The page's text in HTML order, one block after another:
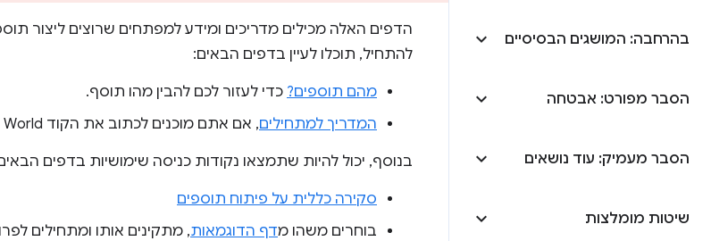
בהרחבה: המושגים הבסיסיים
הסבר מפורט: אבטחה
הסבר מעמיק: עוד נושאים
שיטות מומלצות
להתחיל, תוכלו לעיין בדפים הבאים:
מהם תוספים? כדי לעזור לכם להבין מהו תוסף.
המדריך למתחילים, אם אתם מוכנים לכתוב את הקוד Hello, World.
בנוסף, יכול להיות שתמצאו נקודות כניסה שימושיות בדפים
סקירה כללית על פיתוח תוספים
בוחרים משהו מדף הדוגמאות, מתקינים אותו ומתחילים